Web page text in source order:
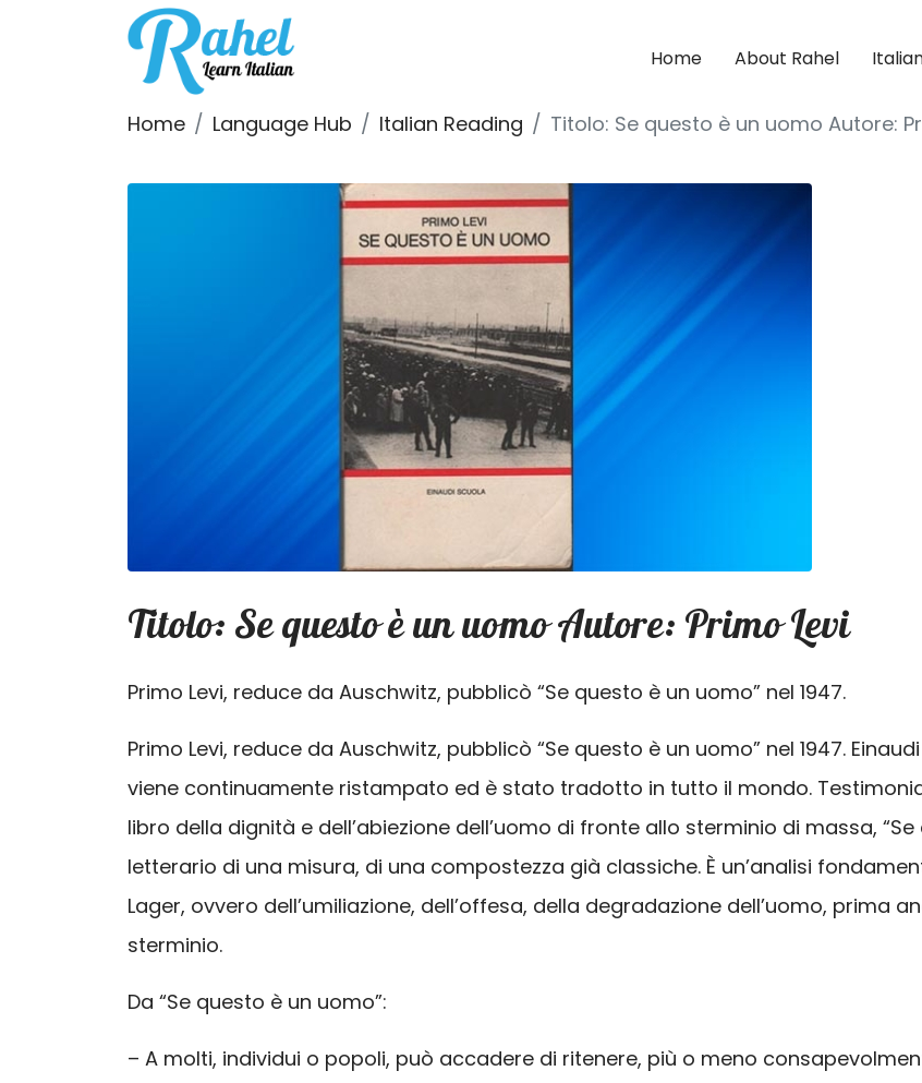
Home About Rahel
Home Language Hub Italian Reading Titolo: Se questo è un uomo Autore:
Titolo: Se questo è un uomo Autore: Primo Levi
Primo Levi, reduce da Auschwitz, pubblicò “Se questo è un uomo” nel 1947.
Primo Levi, reduce da Auschwitz, pubblicò “Se questo è un uomo” nel 1947.
viene continuamente ristampato ed è stato tradotto in tutto il mondo.
libro della dignità e dell’abiezione dell’uomo di fronte allo sterminio di massa,
letterario di una misura, di una compostezza già classiche. È un’analisi
Lager, ovvero dell’umiliazione, dell’offesa, della degradazione dell’uomo, prima
sterminio.
Da “Se questo è un uomo”:
– A molti, individui o popoli, può accadere di ritenere, più o meno